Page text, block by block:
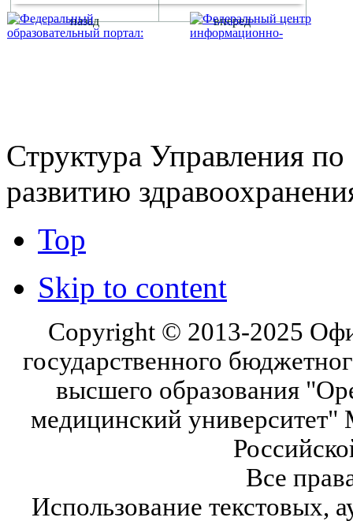
назад вперед
Структура Управления
развитию
Top
Skip to content
Copyright © 2013-2025
государственного
высшего образования
медицинский университет"
Все
Использование текстовых,